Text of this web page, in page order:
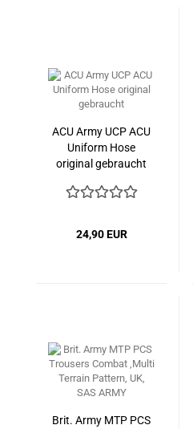
ACU Army UCP ACU
Uniform Hose
original gebraucht
24,90 EUR
Brit. Army MTP PCS